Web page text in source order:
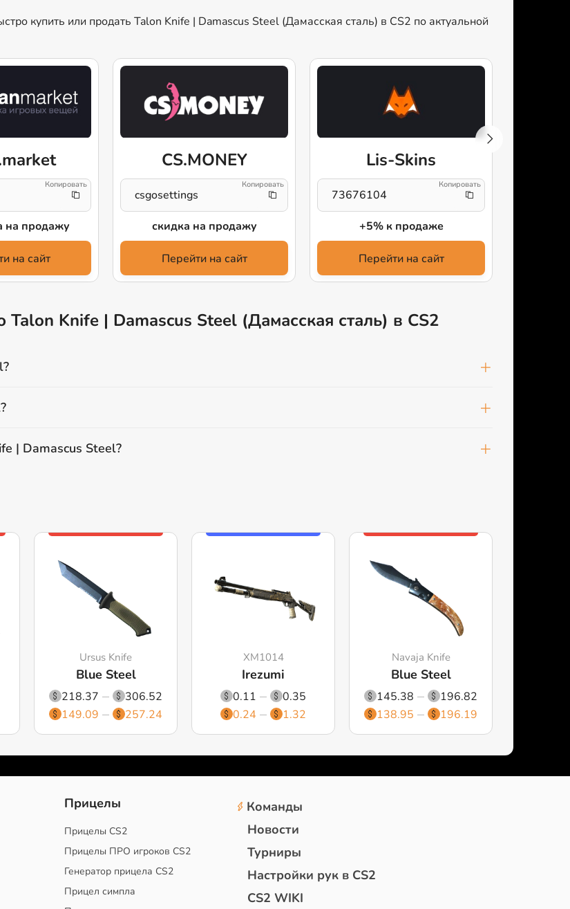
купить или продать Talon Knife | Damascus Steel (Дамасская сталь) в CS2 по актуальной
на продажу
на сайт
CS.MONEY
csgosettings
скидка на продажу
Перейти на сайт
Lis-Skins
73676104
+5% к продаже
Перейти на сайт
Knife | Damascus Steel (Дамасская сталь) в CS2
| Damascus Steel?
Ursus Knife
Blue Steel
218.37
306.52
149.09
257.24
XM1014
Irezumi
0.11
0.35
0.24
1.32
Navaja Knife
Blue Steel
145.38
196.82
138.95
196.19
Прицелы
Прицелы CS2
Прицелы ПРО игроков CS2
Генератор прицела CS2
Прицел симпла
Команды
Новости
Турниры
Настройки рук в CS2
CS2 WIKI